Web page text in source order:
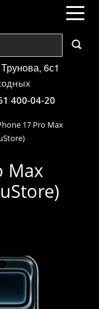
6с1
400-04-20
17 Pro Max
Max